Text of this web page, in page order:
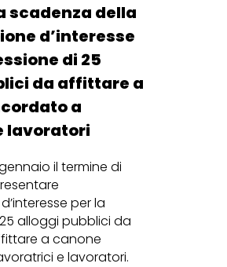
scadenza della
d’interesse
di 25
da affittare a
a
lavoratori
il termine di
per la
alloggi pubblici da
a canone
e lavoratori.